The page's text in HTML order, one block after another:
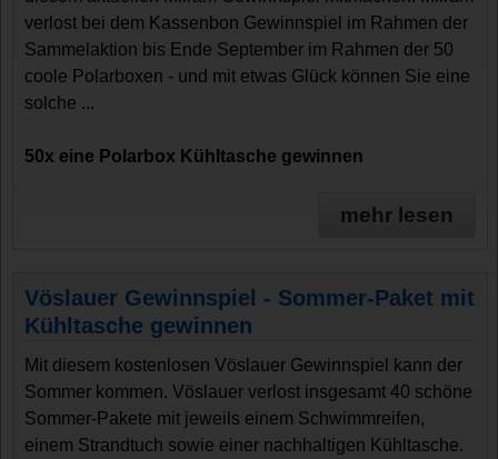
verlost bei dem Kassenbon Gewinnspiel im Rahmen der
Sammelaktion bis Ende September im Rahmen der 50
coole Polarboxen - und mit etwas Glück können Sie eine
solche ...
50x eine Polarbox Kühltasche gewinnen
mehr lesen
Vöslauer Gewinnspiel - Sommer-Paket mit
Kühltasche gewinnen
Mit diesem kostenlosen Vöslauer Gewinnspiel kann der
Sommer kommen. Vöslauer verlost insgesamt 40 schöne
Sommer-Pakete mit jeweils einem Schwimmreifen,
einem Strandtuch sowie einer nachhaltigen Kühltasche.